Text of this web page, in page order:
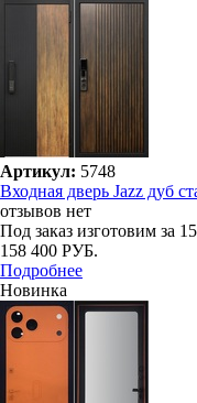
Артикул: 5748
Входная дверь Jazz дуб
отзывов нет
Под заказ изготовим за
158 400 РУБ.
Подробнее
Новинка